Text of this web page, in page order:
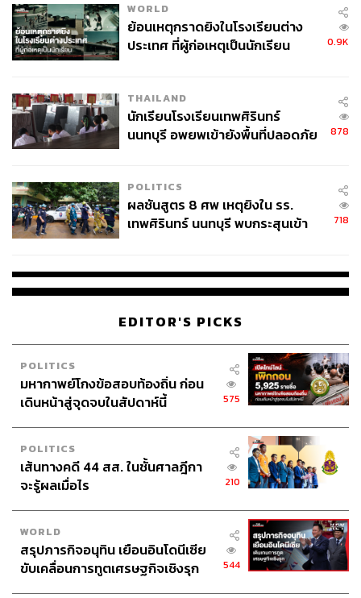
WORLD
ย้อนเหตุกราดยิงในโรงเรียนต่าง
ประเทศ ที่ผู้ก่อเหตุเป็นนักเรียน
0.9K
THAILAND
นักเรียนโรงเรียนเทพศิรินทร์
นนทบุรี อพยพเข้ายังพื้นที่ปลอดภัย
878
POLITICS
ผลชันสูตร 8 ศพ เหตุยิงใน รร.
เทพศิรินทร์ นนทบุรี พบกระสุนเข้า
718
EDITOR'S PICKS
POLITICS
มหากาพย์โกงข้อสอบท้องถิ่น ก่อน
เดินหน้าสู่จุดจบในสัปดาห์นี้
575
POLITICS
เส้นทางคดี 44 สส. ในชั้นศาลฎีกา
จะรู้ผลเมื่อไร
210
WORLD
สรุปภารกิจอนุทิน เยือนอินโดนีเซีย
ขับเคลื่อนการทูตเศรษฐกิจเชิงรุก
544